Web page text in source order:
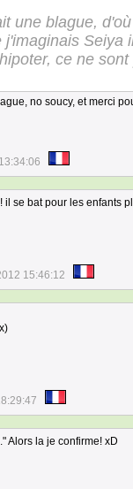
une blague,
j'imaginais Seiya
ce ne
no soucy, et merci
il se bat pour les enfants
15:46:12
Alors la je confirme! xD